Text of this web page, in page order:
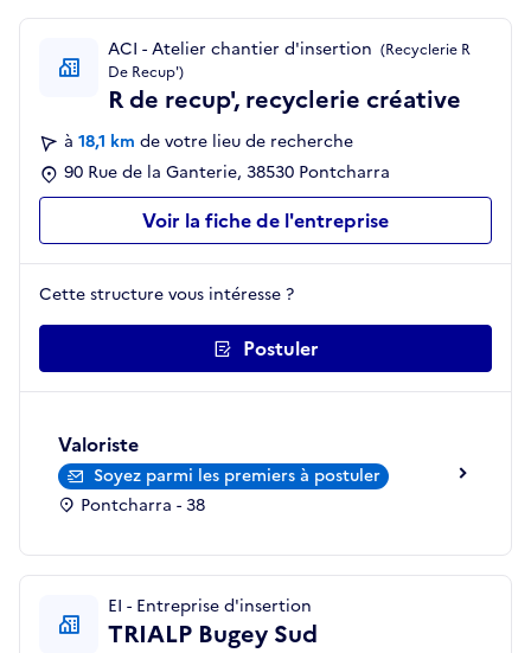
ACI - Atelier chantier d'insertion (Recyclerie R
De Recup')
R de recup', recyclerie créative
à 18,1 km de votre lieu de recherche
90 Rue de la Ganterie, 38530 Pontcharra
Voir la fiche de l'entreprise
Cette structure vous intéresse ?
Postuler
Valoriste
Soyez parmi les premiers à postuler
Pontcharra - 38
EI - Entreprise d'insertion
TRIALP Bugey Sud